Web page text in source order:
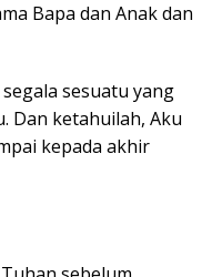
Bapa dan Anak dan
sesuatu yang
Dan ketahuilah, Aku
kepada akhir